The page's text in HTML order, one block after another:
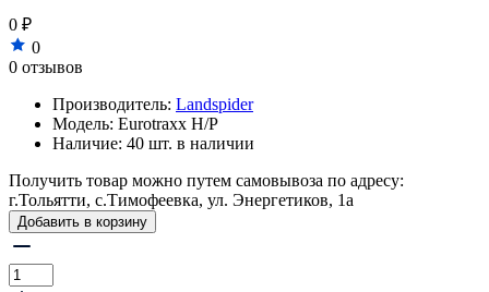
0 ₽
0
0 отзывов
Производитель: Landspider
Модель: Eurotraxx H/P
Наличие: 40 шт. в наличии
Получить товар можно путем самовывоза по адресу:
г.Тольятти, с.Тимофеевка, ул. Энергетиков, 1а
Добавить в корзину